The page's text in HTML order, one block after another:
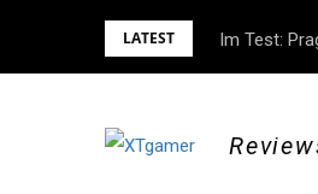
LATEST Im Test: